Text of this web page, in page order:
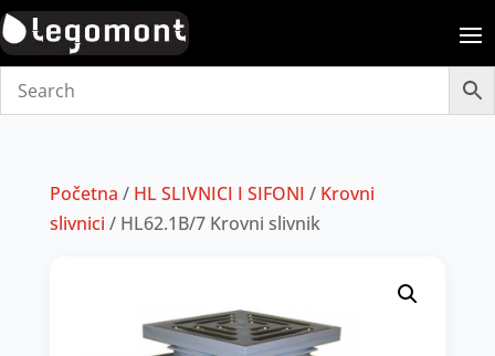
Početna / HL SLIVNICI I SIFONI / Krovni
slivnici / HL62.1B/7 Krovni slivnik